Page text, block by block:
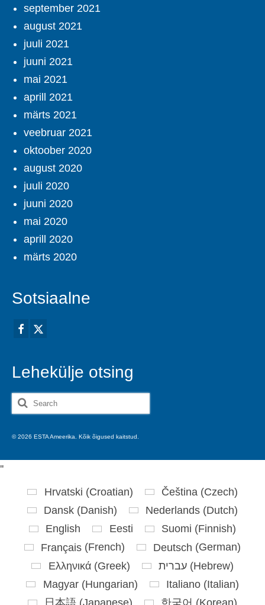
september 2021
august 2021
juuli 2021
juuni 2021
mai 2021
aprill 2021
märts 2021
veebruar 2021
oktoober 2020
august 2020
juuli 2020
juuni 2020
mai 2020
aprill 2020
märts 2020
Sotsiaalne
Lehekülje otsing
Search
for:
© 2026 ESTA Ameerika. Kõik õigused kaitstud.
''
Hrvatski (Croatian) Čeština (Czech)
Dansk (Danish) Nederlands (Dutch)
English
Eesti Suomi (Finnish)
Français (French) Deutsch (German)
Ελληνικά(Greek) עברית(Hebrew)
Magyar(Hungarian) Italiano(Italian)